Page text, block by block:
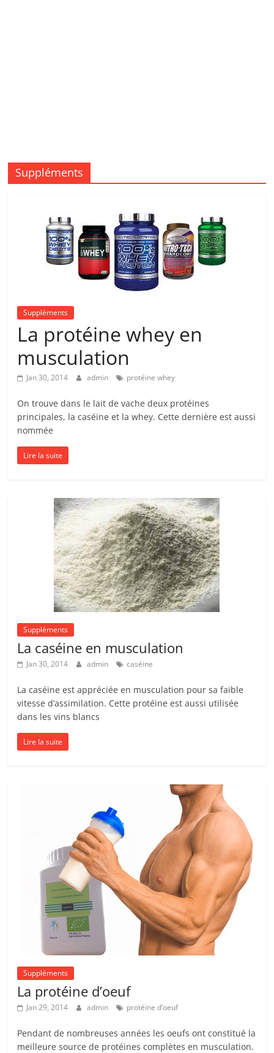
Suppléments
Suppléments
La protéine whey en
musculation
Jan 30, 2014 admin protéine whey
On trouve dans le lait de vache deux protéines
principales, la caséine et la whey. Cette dernière est aussi
nommée
Lire la suite
Suppléments
La caséine en musculation
Jan 30, 2014 admin caséine
La caséine est appréciée en musculation pour sa faible
vitesse d’assimilation. Cette protéine est aussi utilisée
dans les vins blancs
Lire la suite
Suppléments
La protéine d’oeuf
Jan 29, 2014 admin protéine d’oeuf
Pendant de nombreuses années les oeufs ont constitué la
meilleure source de protéines complètes en musculation.